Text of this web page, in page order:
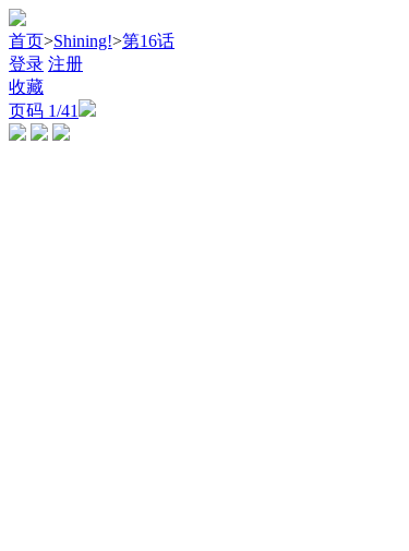
首页>Shining!>第16话
登录 注册
收藏
页码 1/41